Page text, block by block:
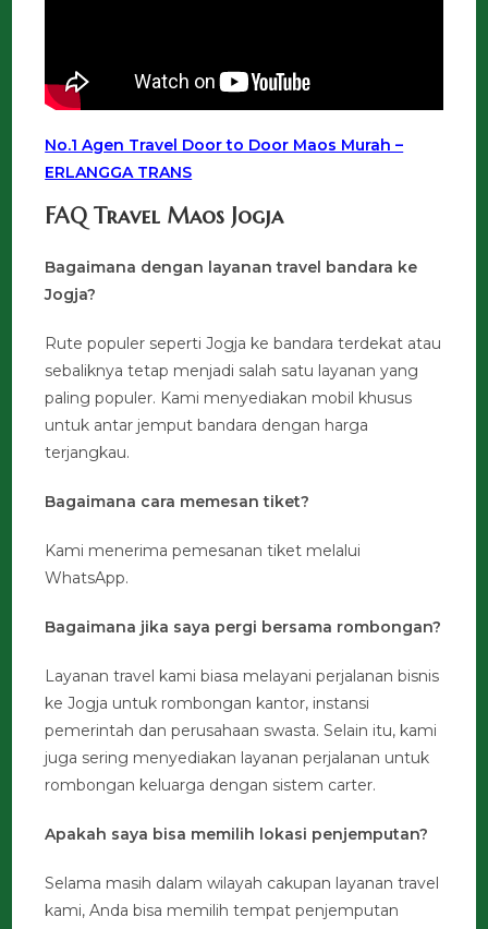
No.1 Agen Travel Door to Door Maos Murah –
ERLANGGA TRANS
FAQ Travel Maos Jogja
Bagaimana dengan layanan travel bandara ke
Jogja?
Rute populer seperti Jogja ke bandara terdekat atau
sebaliknya tetap menjadi salah satu layanan yang
paling populer. Kami menyediakan mobil khusus
untuk antar jemput bandara dengan harga
terjangkau.
Bagaimana cara memesan tiket?
Kami menerima pemesanan tiket melalui
WhatsApp.
Bagaimana jika saya pergi bersama rombongan?
Layanan travel kami biasa melayani perjalanan bisnis
ke Jogja untuk rombongan kantor, instansi
pemerintah dan perusahaan swasta. Selain itu, kami
juga sering menyediakan layanan perjalanan untuk
rombongan keluarga dengan sistem carter.
Apakah saya bisa memilih lokasi penjemputan?
Selama masih dalam wilayah cakupan layanan travel
kami, Anda bisa memilih tempat penjemputan